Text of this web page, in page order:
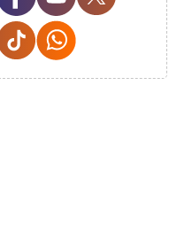
Tiktok Social Media
Whatsapp